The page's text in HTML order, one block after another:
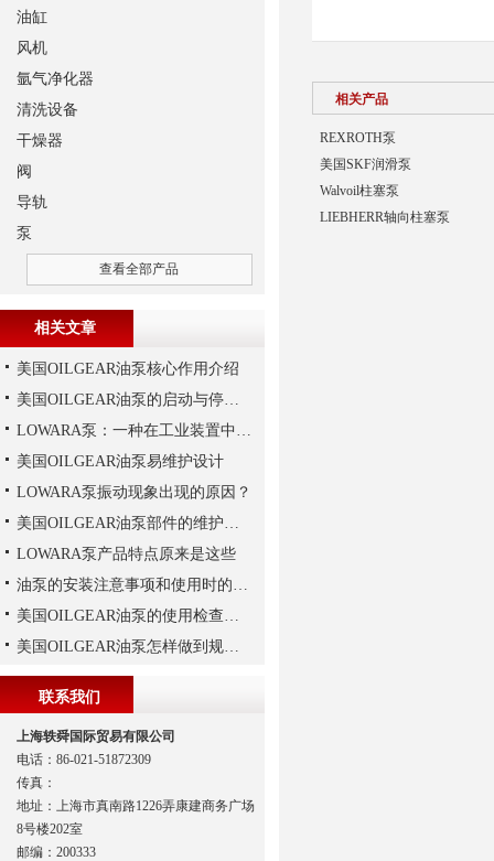
相关产品
REXROTH泵
美国SKF润滑泵
Walvoil柱塞泵
LIEBHERR轴向柱塞泵
油缸
风机
氩气净化器
清洗设备
干燥器
阀
导轨
泵
查看全部产品
相关文章
美国OILGEAR油泵核心作用介绍
美国OILGEAR油泵的启动与停机操作注意
LOWARA泵：一种在工业装置中广泛使用的泵
美国OILGEAR油泵易维护设计
LOWARA泵振动现象出现的原因？
美国OILGEAR油泵部件的维护和修理
LOWARA泵产品特点原来是这些
油泵的安装注意事项和使用时的维护
美国OILGEAR油泵的使用检查及流程
美国OILGEAR油泵怎样做到规范安装
联系我们
上海轶舜国际贸易有限公司
电话：86-021-51872309
传真：
地址：上海市真南路1226弄康建商务广场
8号楼202室
邮编：200333